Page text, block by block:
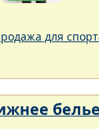
для
белье